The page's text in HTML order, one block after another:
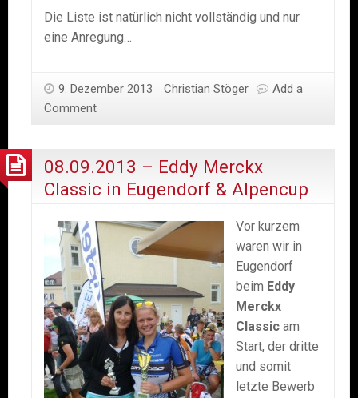
Die Liste ist natürlich nicht vollständig und nur
eine Anregung…
9. Dezember 2013 Christian Stöger
Add a
Comment
08.09.2013 – Eddy Merckx
Classic in Eugendorf & Alpencup
Vor kurzem
waren wir in
Eugendorf
beim Eddy
Merckx
Classic am
Start, der dritte
und somit
letzte Bewerb